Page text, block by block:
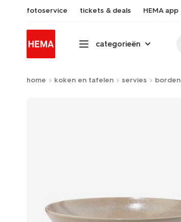
fotoservice tickets & deals HEMA app
categorieën
home koken en tafelen servies borden